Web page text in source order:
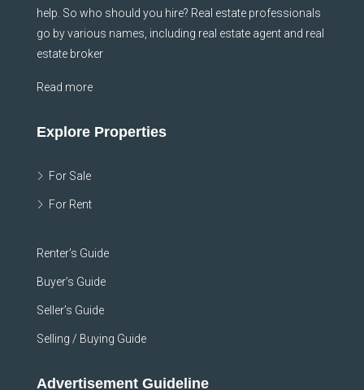
help. So who should you hire? Real estate professionals
go by various names, including real estate agent and real
estate broker
Read more
Explore Properties
For Sale
For Rent
Renter’s Guide
Buyer’s Guide
Seller’s Guide
Selling / Buying Guide
Advertisement Guideline